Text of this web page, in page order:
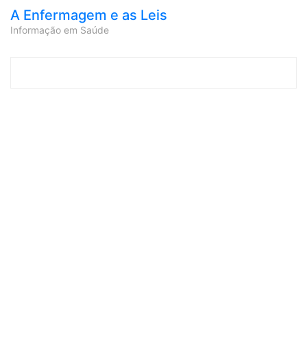
A Enfermagem e as Leis
Informação em Saúde